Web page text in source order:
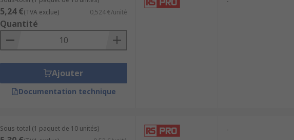
5,24 €(TVA exclue) 0,524 €/unité
Quantité
Ajouter
Documentation technique
Sous-total (1 paquet de 10 unités) -